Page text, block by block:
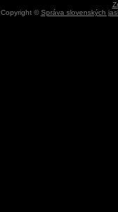
Copyright ©Správa slovenských